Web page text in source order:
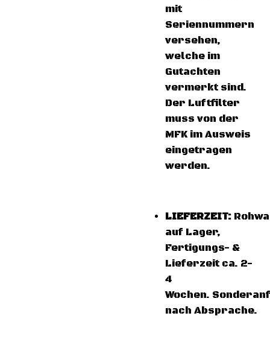
mit
Seriennummern
versehen,
welche im
Gutachten
vermerkt sind.
Der Luftfilter
muss von der
MFK im Ausweis
eingetragen
werden.
LIEFERZEIT:
auf Lager,
Fertigungs- &
Lieferzeit ca. 2-
4
Wochen.
nach Absprache.